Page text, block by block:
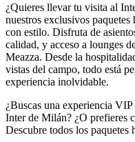
¿Quieres llevar tu visita al
nuestros exclusivos
con estilo. Disfruta de
calidad, y acceso a lounges
Meazza. Desde la
vistas del campo, todo está
experiencia inolvidable.
¿Buscas una experiencia
Inter de Milán? ¿O prefieres
Descubre todos los